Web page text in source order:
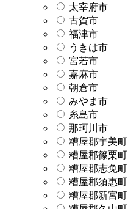
太宰府市
古賀市
福津市
うきは市
宮若市
嘉麻市
朝倉市
みやま市
糸島市
那珂川市
糟屋郡宇美町
糟屋郡篠栗町
糟屋郡志免町
糟屋郡須惠町
糟屋郡新宮町